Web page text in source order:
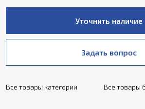
Уточнить наличие
Задать вопрос
Все товары категории Все товары